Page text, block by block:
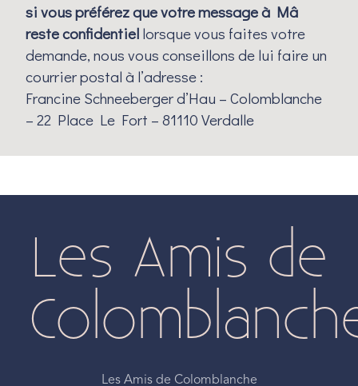
si vous préférez que votre message à Mâ
reste confidentiel lorsque vous faites votre
demande, nous vous conseillons de lui faire un
courrier postal à l’adresse :
Francine Schneeberger d’Hau – Colomblanche
– 22 Place Le Fort – 81110 Verdalle
Les Amis de
Les Amis de Colomblanche